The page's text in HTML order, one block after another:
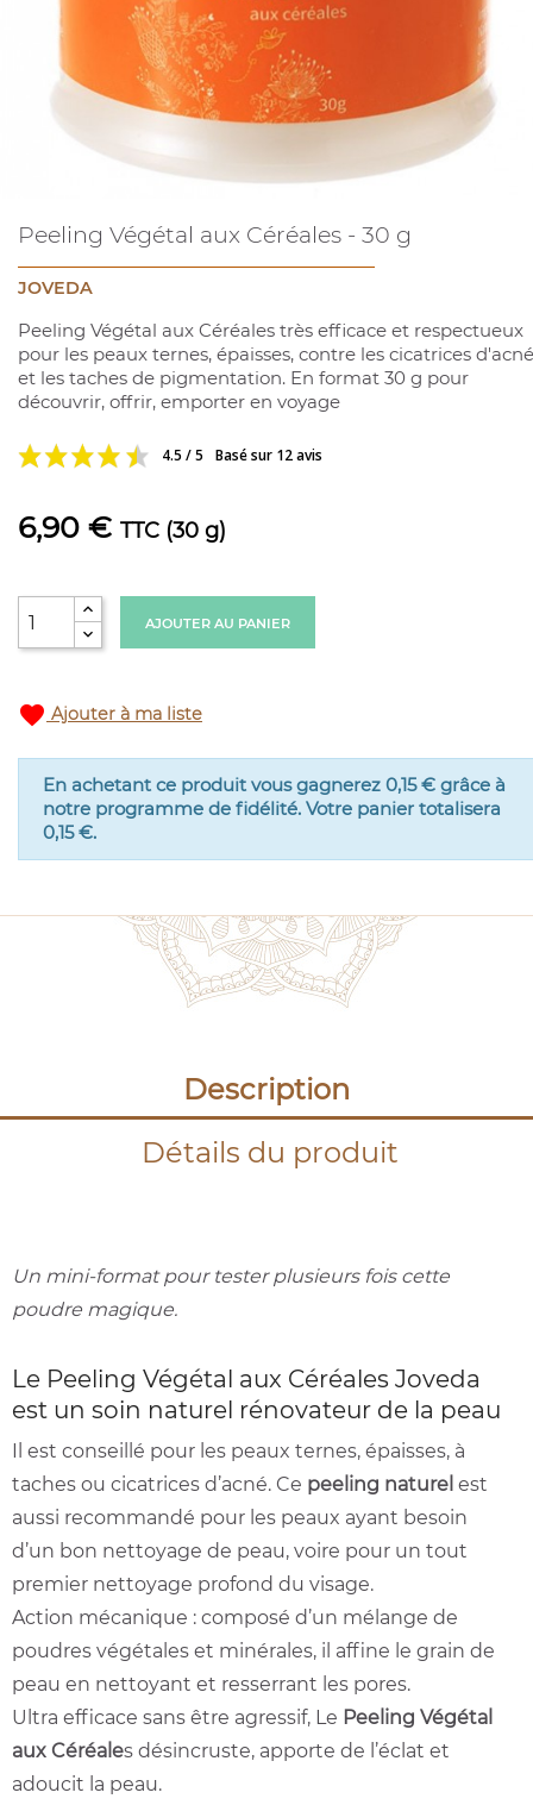
Peeling Végétal aux Céréales - 30 g
JOVEDA
Peeling Végétal aux Céréales très efficace et respectueux
pour les peaux ternes, épaisses, contre les cicatrices d'acné
et les taches de pigmentation. En format 30 g pour
découvrir, offrir, emporter en voyage
4.5 / 5 Basé sur 12 avis
6,90 € TTC (30 g)
AJOUTER AU PANIER
favorite Ajouter à ma liste
En achetant ce produit vous gagnerez 0,15 € grâce à
notre programme de fidélité. Votre panier totalisera
0,15 €.
Description
Détails du produit
Un mini-format pour tester plusieurs fois cette
poudre magique.
Le Peeling Végétal aux Céréales Joveda
est un soin naturel rénovateur de la peau
Il est conseillé pour les peaux ternes, épaisses, à
taches ou cicatrices d’acné. Ce peeling naturel est
aussi recommandé pour les peaux ayant besoin
d’un bon nettoyage de peau, voire pour un tout
premier nettoyage profond du visage.
Action mécanique : composé d’un mélange de
poudres végétales et minérales, il affine le grain de
peau en nettoyant et resserrant les pores.
Ultra efficace sans être agressif, Le Peeling Végétal
aux Céréales désincruste, apporte de l’éclat et
adoucit la peau.